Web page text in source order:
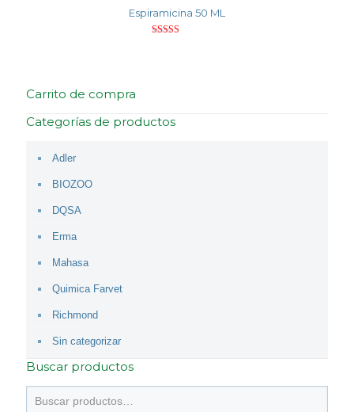
Espiramicina 50 ML
Carrito de compra
Categorías de productos
Adler
BIOZOO
DQSA
Erma
Mahasa
Quimica Farvet
Richmond
Sin categorizar
Buscar productos